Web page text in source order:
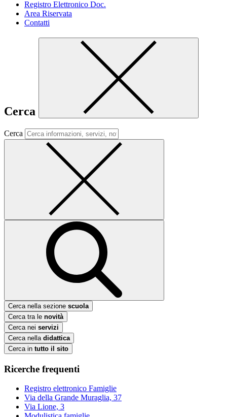
Registro Elettronico Doc.
Area Riservata
Contatti
Cerca
Cerca
Cerca nella sezione scuola
Cerca tra le novità
Cerca nei servizi
Cerca nella didattica
Cerca in tutto il sito
Ricerche frequenti
Registro elettronico Famiglie
Via della Grande Muraglia, 37
Via Lione, 3